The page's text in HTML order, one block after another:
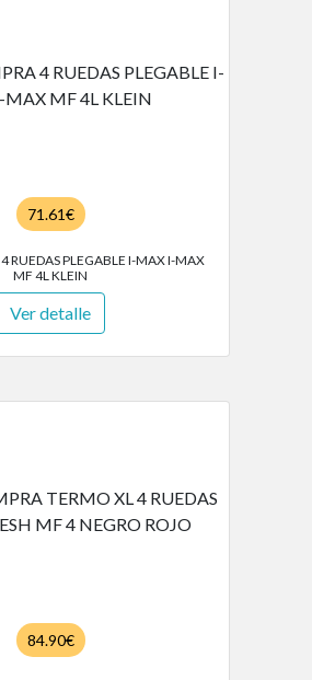
71.61€
RUEDAS PLEGABLE I-MAX I-MAX
MF 4L KLEIN
Ver detalle
84.90€